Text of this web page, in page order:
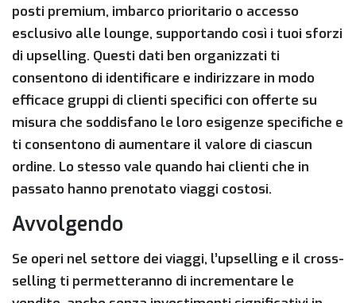
posti premium, imbarco prioritario o accesso
esclusivo alle lounge, supportando così i tuoi sforzi
di upselling. Questi dati ben organizzati ti
consentono di identificare e indirizzare in modo
efficace gruppi di clienti specifici con offerte su
misura che soddisfano le loro esigenze specifiche e
ti consentono di aumentare il valore di ciascun
ordine. Lo stesso vale quando hai clienti che in
passato hanno prenotato viaggi costosi.
Avvolgendo
Se operi nel settore dei viaggi, l’upselling e il cross-
selling ti permetteranno di incrementare le